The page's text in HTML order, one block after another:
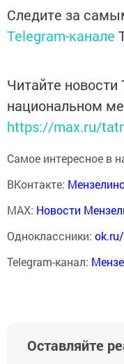
Следите за
Telegram-канале
Читайте новости
национальном
https://max.ru/
Самое интересное в
ВКонтакте:
MAX: Новости
Одноклассники:
Telegram-канал:
Оставляйте